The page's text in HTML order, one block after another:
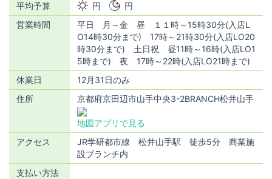
平均予算
円
円
営業時間
平日 月～金 昼 １１時～15時30分(入店L
O14時30分まで) 17時～21時30分(入店LO20
時30分まで) 土日祝 昼11時～16時(入店LO1
5時まで) 夜 17時～22時(入店LO21時まで)
休業日
12月31日のみ
住所
京都府京田辺市山手中央3-2BRANCH松井山手
地図アプリで見る
アクセス
JR学研都市線 松井山手駅 徒歩5分 商業施
設ブランチ内
支払い方法